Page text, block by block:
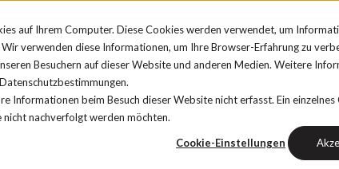
auf Ihrem Computer. Diese Cookies werden verwendet, um
verwenden diese Informationen, um Ihre Browser-Erfahrung zu
Besuchern auf dieser Website und anderen Medien. Weitere
Informationen beim Besuch dieser Website nicht erfasst. Ein
nicht nachverfolgt werden möchten.
Cookie-Einstellungen